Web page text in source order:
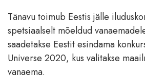
Tänavu toimub Eestis jälle
spetsiaalselt mõeldud
saadetakse Eestit esindama
Universe 2020, kus valitakse
vanaema.